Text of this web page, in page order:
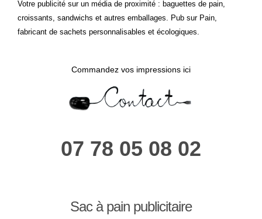
Votre publicité sur un média de proximité : baguettes de pain,
croissants, sandwichs et autres emballages. Pub sur Pain,
fabricant de sachets personnalisables et écologiques.
Commandez vos impressions ici
07 78 05 08 02
Sac à pain publicitaire